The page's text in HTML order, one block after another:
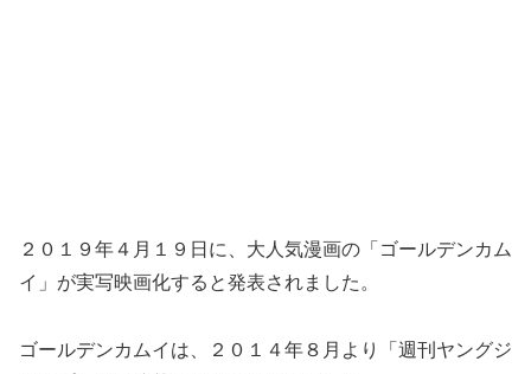
２０１９年４月１９日に、大人気漫画の「ゴールデンカム
イ」が実写映画化すると発表されました。
ゴールデンカムイは、２０１４年８月より「週刊ヤングジ